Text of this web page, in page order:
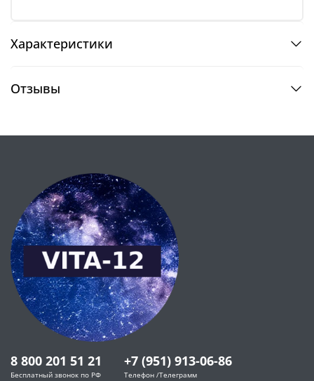
Характеристики
Отзывы
8 800 201 51 21
Бесплатный звонок по РФ
+7 (951) 913-06-86
Телефон /Телеграмм